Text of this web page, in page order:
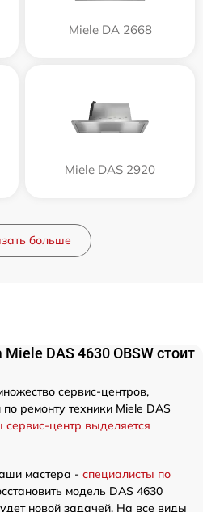
Miele DA 2668
Miele DAS 2920
больше
DAS 4630 OBSW стоит
сервис-центров,
ремонту техники Miele DAS
сервис-центр выделяется
мастера - специалисты по
модель DAS 4630
новой задачей. На все виды